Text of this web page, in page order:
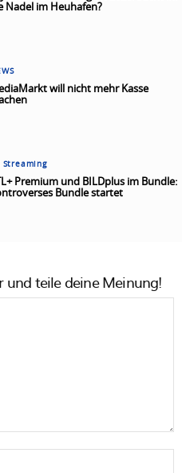
Nadel im Heuhafen?
will nicht mehr Kasse
Streaming
Premium und BILDplus im Bundle:
Bundle startet
und teile deine Meinung!